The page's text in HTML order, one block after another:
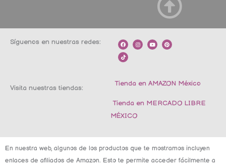
Síguenos en nuestras redes:
F
a
c
e
b
I
n
s
m
Y
o
u
P
i
n
t
T
i
k
t
o
Visita nuestras tiendas:
Tienda en AMAZON México
Tienda en MERCADO LIBRE
MÉXICO
En nuestra web, algunos de los productos que te mostramos incluyen
enlaces de afiliados de Amazon. Esto te permite acceder fácilmente a